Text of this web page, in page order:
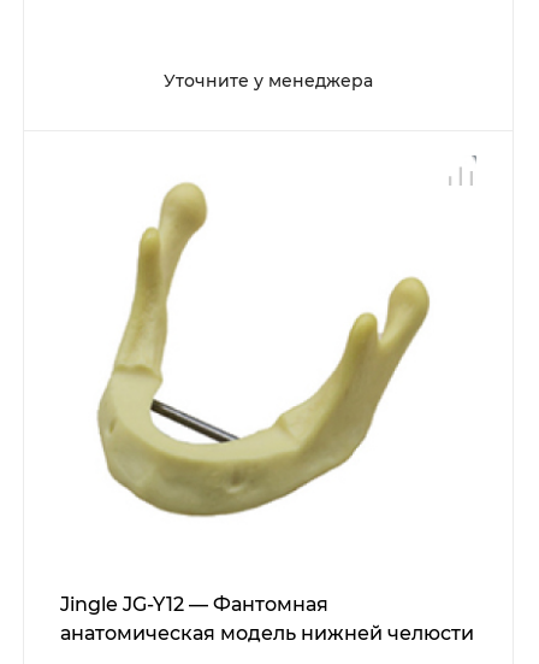
Уточните у менеджера
Jingle JG-Y12 — Фантомная
анатомическая модель нижней челюсти